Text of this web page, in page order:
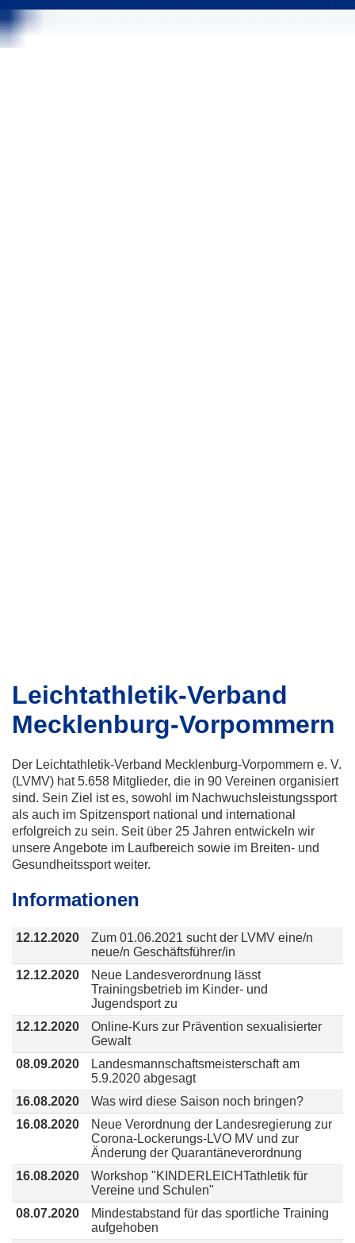
Leichtathletik-Verband
Mecklenburg-Vorpommern
Der Leichtathletik-Verband Mecklenburg-Vorpommern e. V.
(LVMV) hat 5.658 Mitglieder, die in 90 Vereinen organisiert
sind. Sein Ziel ist es, sowohl im Nachwuchsleistungssport
als auch im Spitzensport national und international
erfolgreich zu sein. Seit über 25 Jahren entwickeln wir
unsere Angebote im Laufbereich sowie im Breiten- und
Gesundheitssport weiter.
Informationen
12.12.2020
Zum 01.06.2021 sucht der LVMV eine/n
neue/n Geschäftsführer/in
12.12.2020
Neue Landesverordnung lässt
Trainingsbetrieb im Kinder- und
Jugendsport zu
12.12.2020
Online-Kurs zur Prävention sexualisierter
Gewalt
08.09.2020
Landesmannschaftsmeisterschaft am
5.9.2020 abgesagt
16.08.2020
Was wird diese Saison noch bringen?
16.08.2020
Neue Verordnung der Landesregierung zur
Corona-Lockerungs-LVO MV und zur
Änderung der Quarantäneverordnung
16.08.2020
Workshop "KINDERLEICHTathletik für
Vereine und Schulen"
08.07.2020
Mindestabstand für das sportliche Training
aufgehoben